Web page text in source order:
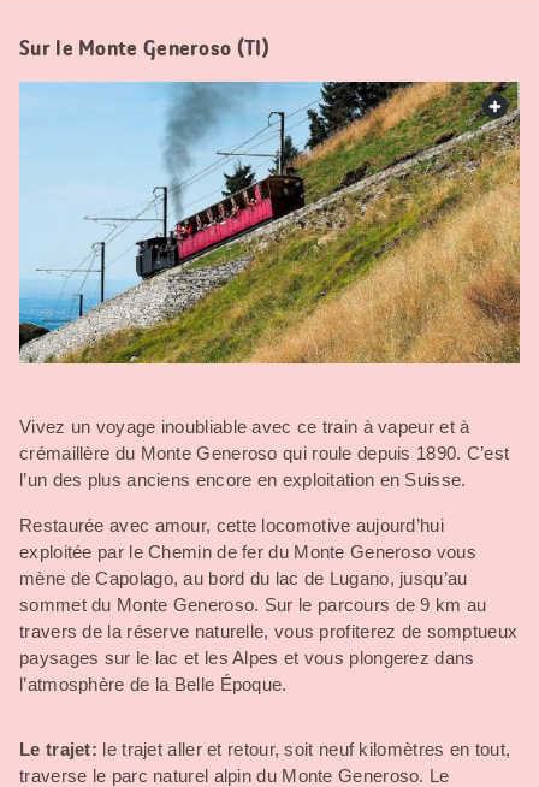
Sur le Monte Generoso (TI)
Vivez un voyage inoubliable avec ce train à vapeur et à
crémaillère du Monte Generoso qui roule depuis 1890. C’est
l’un des plus anciens encore en exploitation en Suisse.
Restaurée avec amour, cette locomotive aujourd’hui
exploitée par le Chemin de fer du Monte Generoso vous
mène de Capolago, au bord du lac de Lugano, jusqu’au
sommet du Monte Generoso. Sur le parcours de 9 km au
travers de la réserve naturelle, vous profiterez de somptueux
paysages sur le lac et les Alpes et vous plongerez dans
l’atmosphère de la Belle Époque.
Le trajet: le trajet aller et retour, soit neuf kilomètres en tout,
traverse le parc naturel alpin du Monte Generoso. Le